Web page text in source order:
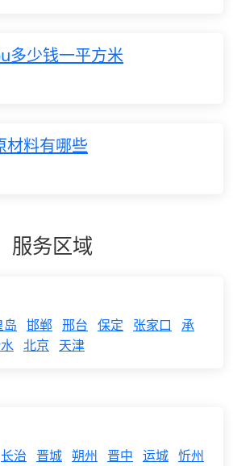
多少钱一平方米
材料有哪些
服务区域
岛 邯郸 邢台 保定 张家口
承
北京 天津
长治 晋城 朔州 晋中 运城 忻州